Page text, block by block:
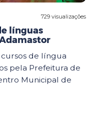
729 visualizações
línguas
de língua
pela Prefeitura de
Municipal de